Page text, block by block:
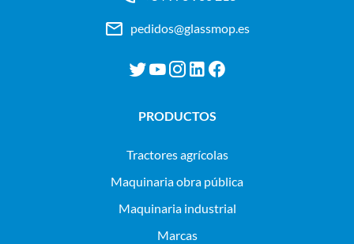
pedidos@glassmop.es
PRODUCTOS
tractores agrícolas
maquinaria obra pública
maquinaria industrial
Marcas